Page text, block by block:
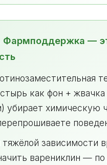
Фармподдержка —
как фон + жвачка
убирает химическую
зависимости
варениклин —